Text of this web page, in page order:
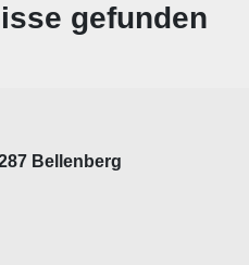
nach gefunden
Bellenberg